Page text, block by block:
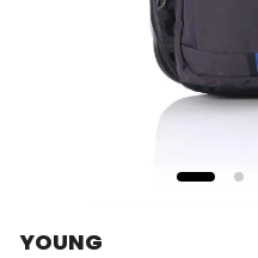
YOUNG